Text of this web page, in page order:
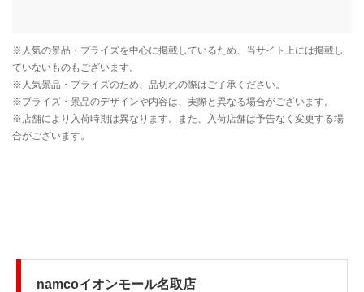
namcoイオンモール名取店